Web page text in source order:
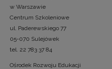
w Warszawie
Centrum Szkoleniowe
ul. Paderewskiego 77
05-070 Sulejówek
tel. 22 783 37 84
Ośrodek Rozwoju Edukacji